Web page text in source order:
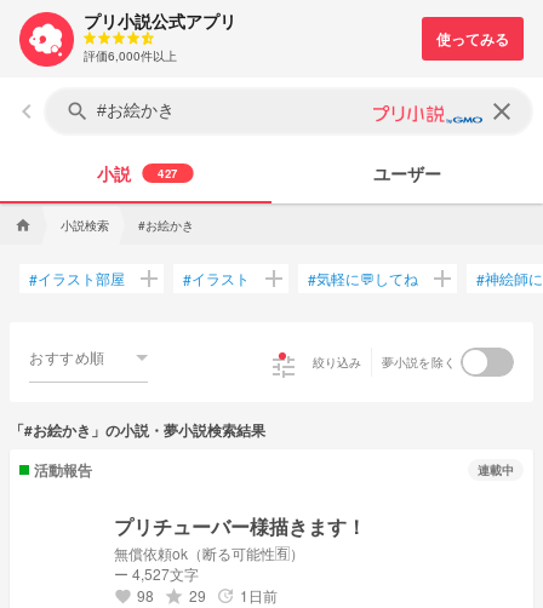
プリ小説公式アプリ
評価6,000件以上
keyboard_arrow_left search clear
小説 427 ユーザー
home 小説検索 #お絵かき
#イラスト部屋 add #イラスト add #気軽に💬してね add #神絵師
おすすめ順 tune 絞り込み 夢小説を除く
「#お絵かき」の小説・夢小説検索結果
活動報告
連載中
プリチューバー様描きます！
無償依頼ok（断る可能性🈶）
ー 4,527文字
favorite 98 grade 29 update 1日前